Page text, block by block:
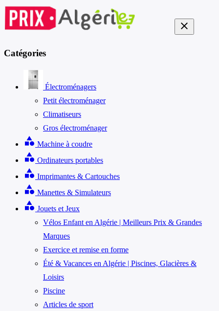
close
Catégories
Électroménagers
Petit électroménager
Climatiseurs
Gros électroménager
category Machine à coudre
category Ordinateurs portables
category Imprimantes & Cartouches
category Manettes & Simulateurs
category Jouets et Jeux
Vélos Enfant en Algérie | Meilleurs Prix & Grandes
Marques
Exercice et remise en forme
Été & Vacances en Algérie | Piscines, Glacières &
Loisirs
Piscine
Articles de sport